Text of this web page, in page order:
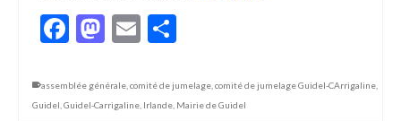
Facebook
Mastodon
Email
assemblée générale comité de jumelage comité de jumelage Guidel-CArrigaline
Guidel Guidel-Carrigaline Irlande Mairie de Guidel